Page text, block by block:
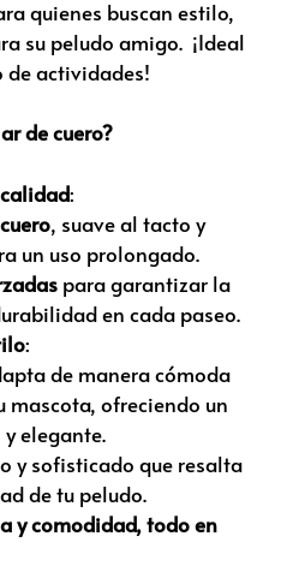
quienes buscan estilo,
su peludo amigo. ¡Ideal
de actividades!
de cuero?
:
, suave al tacto y
un uso prolongado.
para garantizar la
en cada paseo.
:
de manera cómoda
mascota, ofreciendo un
elegante.
y sofisticado que resalta
de tu peludo.
y comodidad, todo en